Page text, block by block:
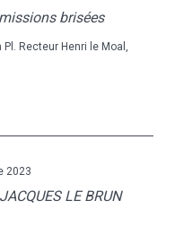
brisées
Pl. Recteur Henri le Moal,
2023
LE BRUN